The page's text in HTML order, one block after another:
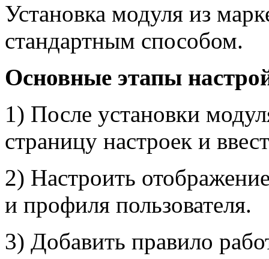
Установка модуля из
стандартным способом.
Основные этапы
1) После установки
страницу настроек и
2) Настроить
и профиля пользователя.
3) Добавить правило